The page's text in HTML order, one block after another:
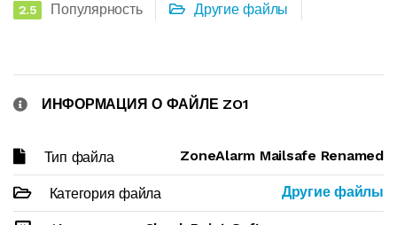
2.5 Популярность Другие файлы
ИНФОРМАЦИЯ О ФАЙЛЕ ZO1
Тип файла ZoneAlarm Mailsafe Renamed
Категория файла Другие файлы